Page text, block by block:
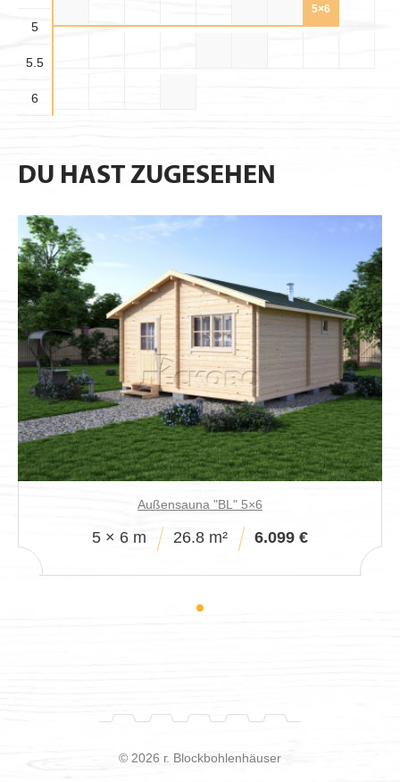
5
5.5
6
5×6
DU HAST ZUGESEHEN
Außensauna "BL" 5×6
5 × 6 m 26.8 m² 6.099 €
© 2026 г. Blockbohlenhäuser